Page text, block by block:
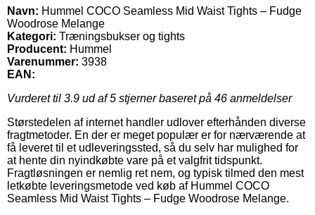
Navn: Hummel COCO Seamless Mid Waist Tights – Fudge
Woodrose Melange
Kategori: Træningsbukser og tights
Producent: Hummel
Varenummer: 3938
EAN:
Vurderet til 3.9 ud af 5 stjerner baseret på 46 anmeldelser
Størstedelen af internet handler udlover efterhånden diverse
fragtmetoder. En der er meget populær er for nærværende at
få leveret til et udleveringssted, så du selv har mulighed for
at hente din nyindkøbte vare på et valgfrit tidspunkt.
Fragtløsningen er nemlig ret nem, og typisk tilmed den mest
letkøbte leveringsmetode ved køb af Hummel COCO
Seamless Mid Waist Tights – Fudge Woodrose Melange.